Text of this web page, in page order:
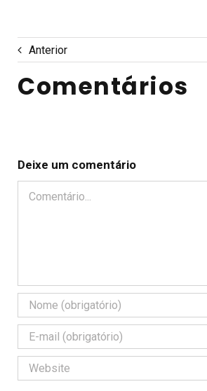
Anterior
Comentários
Deixe um comentário
Comentário